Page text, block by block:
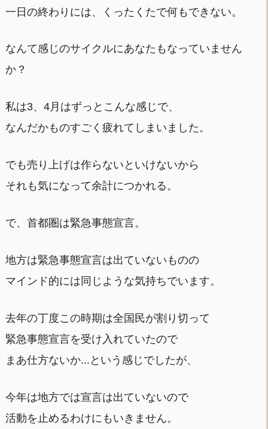
一日の終わりには、くったくたで何もできない。
なんて感じのサイクルにあなたもなっていません
か？
私は3、4月はずっとこんな感じで、
なんだかものすごく疲れてしまいました。
でも売り上げは作らないといけないから
それも気になって余計につかれる。
で、首都圏は緊急事態宣言。
地方は緊急事態宣言は出ていないものの
マインド的には同じような気持ちでいます。
去年の丁度この時期は全国民が割り切って
緊急事態宣言を受け入れていたので
まあ仕方ないか...という感じでしたが、
今年は地方では宣言は出ていないので
活動を止めるわけにもいきません。